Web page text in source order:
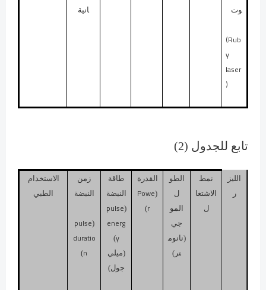
وت
(Rub
y
laser
)
انية
تابع للجدول (2)
الليز
ر
نمط
الاشتغا
ل
الطو
ل
المو
جي
(نانوم
تر)
القدرة
(
Powe
r
)
طاقة
النبضة
(
pulse
energ
y
)
(ميلي
جول)
زمن
النبضة
(
pulse
duratio
n
)
الاستخدام
الطبي